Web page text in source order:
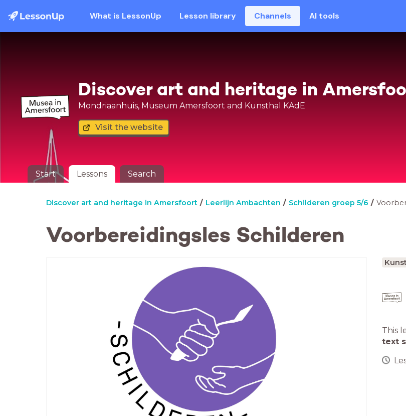
What is LessonUp Lesson library Channels AI tools
Discover art and heritage in
Mondriaanhuis, Museum Amersfoort and Kunsthal KAdE
Visit the website
Start Lessons Search
Discover art and heritage in Amersfoort Leerlijn Ambachten Schilderen groep 5/6
Voorbereidingsles Schilderen
This
text